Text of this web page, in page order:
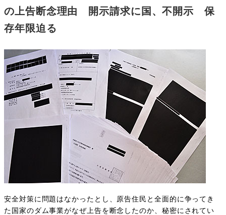
の上告断念理由 開示請求に国、不開示 保
存年限迫る
安全対策に問題はなかったとし、原告住民と全面的に争ってき
た国家のダム事業がなぜ上告を断念したのか、秘密にされてい